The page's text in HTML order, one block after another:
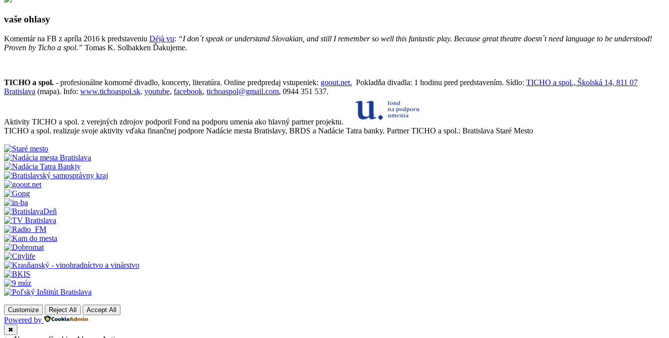
vaše ohlasy
Komentár na FB z apríla 2016 k predstaveniu Déjà vu: “I don´t speak or understand Slovakian, and still I remember so well this fantastic play. Because great theatre doesn´t need language to be understood!
Proven by Ticho a spol.” Tomas K. Solbakken Ďakujeme.
TICHO a spol. - profesionálne komorné divadlo, koncerty, literatúra. Online predpredaj vstupeniek: goout.net. Pokladňa divadla: 1 hodinu pred predstavením. Sídlo: TICHO a spol., Školská 14, 811 07
Bratislava (mapa). Info: www.tichoaspol.sk, youtube, facebook, tichoaspol@gmail.com, 0944 351 537.
Aktivity TICHO a spol. z verejných zdrojov podporil Fond na podporu umenia ako hlavný partner projektu.
TICHO a spol. realizuje svoje aktivity vďaka finančnej podpore Nadácie mesta Bratislavy, BRDS a Nadácie Tatra banky. Partner TICHO a spol.: Bratislava Staré Mesto
Customize Reject All Accept All
Powered by
✖